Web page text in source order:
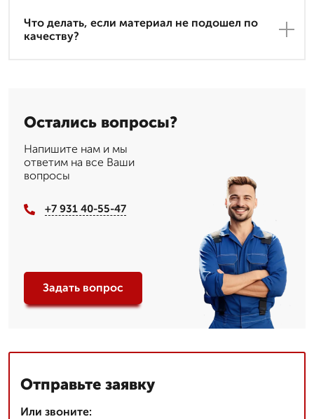
Что делать, если материал не подошел по
качеству?
Остались вопросы?
Напишите нам и мы
ответим на все Ваши
вопросы
+7 931 40-55-47
Задать вопрос
Отправьте заявку
Или звоните: